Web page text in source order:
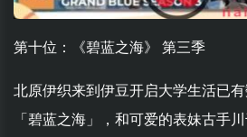
第十位：《碧蓝之海》 第三季
北原伊织来到伊豆开启大学生活已
「碧蓝之海」，和可爱的表妹古手